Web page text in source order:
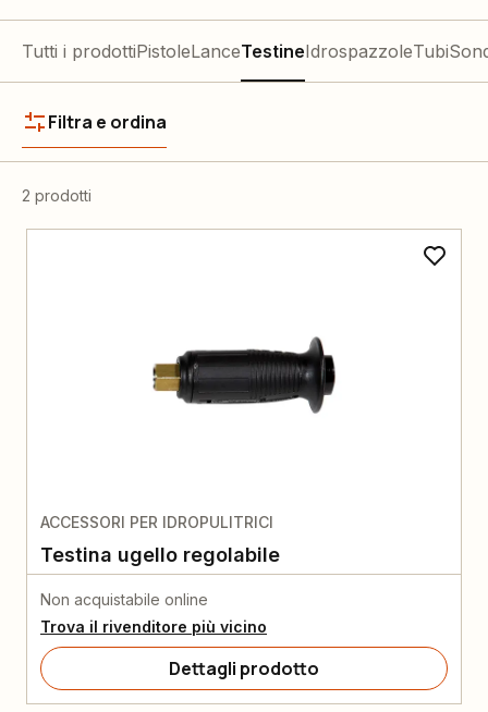
Tutti i prodottiPistoleLanceTestineIdrospazzoleTubi
Filtra e ordina
2 prodotti
ACCESSORI PER IDROPULITRICI
Testina ugello regolabile
Non acquistabile online
Trova il rivenditore più vicino
Dettagli prodotto